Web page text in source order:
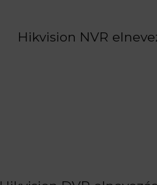
Hikvision NVR